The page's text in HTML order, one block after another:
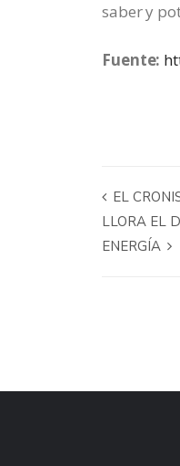
saber y
Fuente:
EL
LLORA EL
ENERGÍA